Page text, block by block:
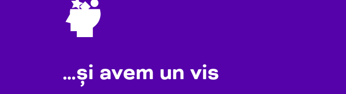
skill-imagination
…și avem un vis